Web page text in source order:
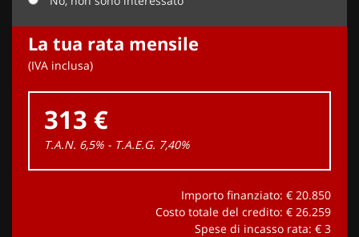
La tua rata mensile
(IVA inclusa)
313 €
T.A.N. 6,5% - T.A.E.G. 7,40%
Importo finanziato: € 20.850
Costo totale del credito: € 26.259
Spese di incasso rata: € 3